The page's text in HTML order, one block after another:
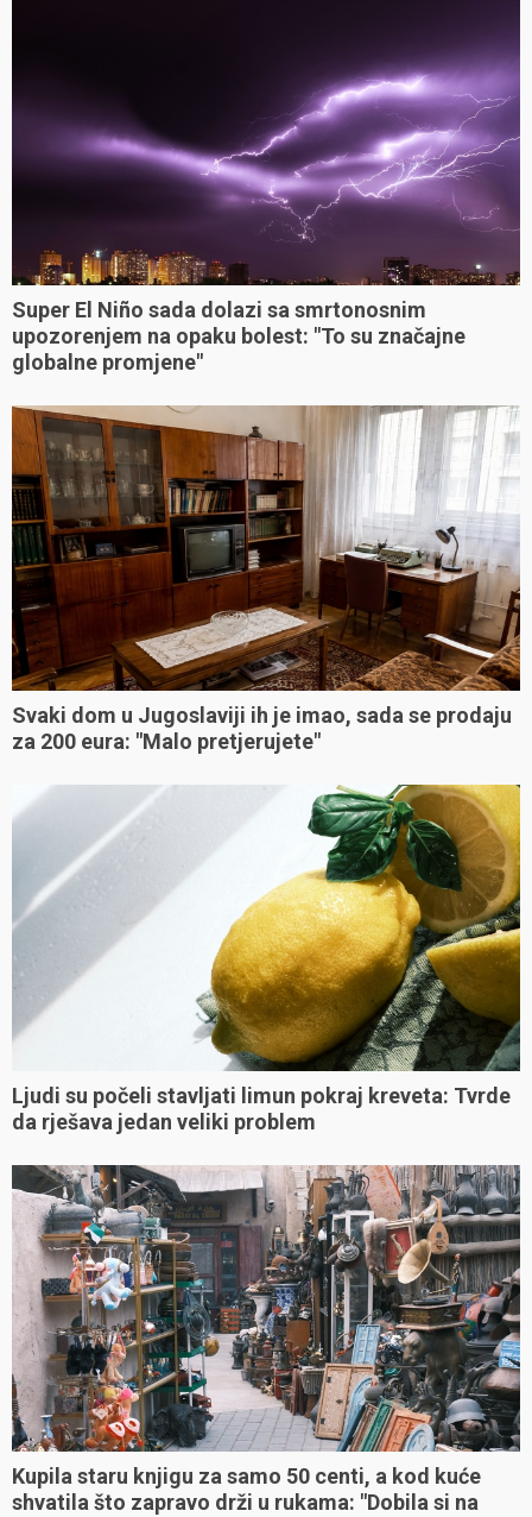
Super El Niño sada dolazi sa smrtonosnim
upozorenjem na opaku bolest: "To su značajne
globalne promjene"
Svaki dom u Jugoslaviji ih je imao, sada se prodaju
za 200 eura: "Malo pretjerujete"
Ljudi su počeli stavljati limun pokraj kreveta: Tvrde
da rješava jedan veliki problem
Kupila staru knjigu za samo 50 centi, a kod kuće
shvatila što zapravo drži u rukama: "Dobila si na